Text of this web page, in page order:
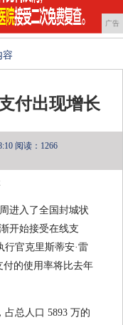
广告
容
付出现增长
阅读：1266
进入了全国封城状
开始接受在线支
行官克里斯蒂安·雷
付的使用率将比去年
占总人口 5893 万的